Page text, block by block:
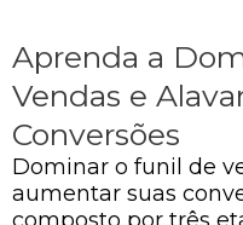
Aprenda a
Vendas e
Conversões
Dominar o funil de
aumentar suas
composto por três